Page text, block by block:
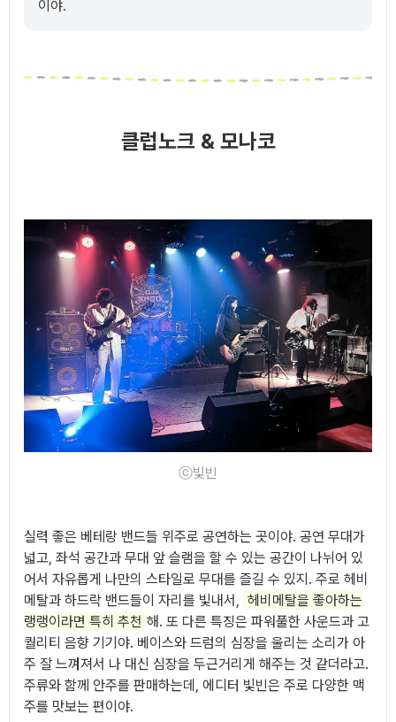
이야.
클럽노크 & 모나코
ⓒ빛빈
실력 좋은 베테랑 밴드들 위주로 공연하는 곳이야. 공연 무대가
넓고, 좌석 공간과 무대 앞 슬램을 할 수 있는 공간이 나뉘어 있
어서 자유롭게 나만의 스타일로 무대를 즐길 수 있지. 주로 헤비
메탈과 하드락 밴드들이 자리를 빛내서,
헤비메탈을 좋아하는
랭랭이라면 특히 추천 해. 또 다른 특징은 파워풀한 사운드과 고
퀄리티 음향 기기야. 베이스와 드럼의 심장을 울리는 소리가 아
주 잘 느껴져서 나 대신 심장을 두근거리게 해주는 것 같더라고.
주류와 함께 안주를 판매하는데, 에디터 빛빈은 주로 다양한 맥
주를 맛보는 편이야.